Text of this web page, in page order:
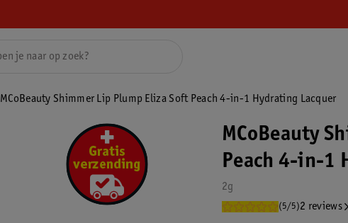
MCoBeauty Shimmer Lip Plump Eliza Soft Peach 4-in-1 Hydrating Lacquer
MCoBeauty
Peach 4-in-1
2g
(5/5)2 reviews